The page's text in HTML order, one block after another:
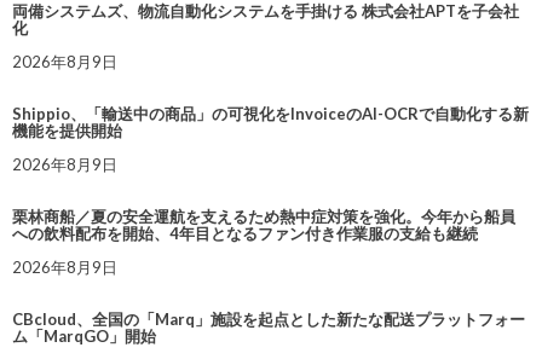
両備システムズ、物流自動化システムを手掛ける 株式会社APTを子会社
化
2026年8月9日
Shippio、「輸送中の商品」の可視化をInvoiceのAI-OCRで自動化する新
機能を提供開始
2026年8月9日
栗林商船／夏の安全運航を支えるため熱中症対策を強化。今年から船員
への飲料配布を開始、4年目となるファン付き作業服の支給も継続
2026年8月9日
CBcloud、全国の「Marq」施設を起点とした新たな配送プラットフォー
ム「MarqGO」開始